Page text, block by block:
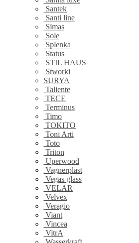
Santek
Santi line
Simas
Sole
Splenka
Status
STIL HAUS
Stworki
SURYA
Taliente
TECE
Terminus
Timo
TOKITO
Toni Arti
Toto
Triton
Uperwood
Vagnerplast
Vegas glass
VELAR
Velvex
Veragio
Viant
Vincea
VitrA